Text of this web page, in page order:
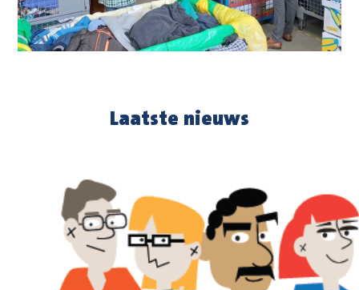
Laatste nieuws